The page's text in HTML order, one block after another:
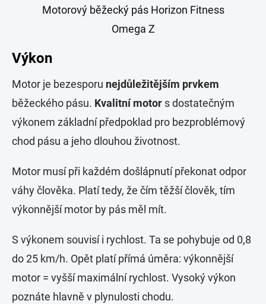
Motorový běžecký pás Horizon Fitness
Omega Z
Výkon
Motor je bezesporu nejdůležitějším prvkem
běžeckého pásu. Kvalitní motor s dostatečným
výkonem základní předpoklad pro bezproblémový
chod pásu a jeho dlouhou životnost.
Motor musí při každém došlápnutí překonat odpor
váhy člověka. Platí tedy, že čím těžší člověk, tím
výkonnější motor by pás měl mít.
S výkonem souvisí i rychlost. Ta se pohybuje od 0,8
do 25 km/h. Opět platí přímá úměra: výkonnější
motor = vyšší maximální rychlost. Vysoký výkon
poznáte hlavně v plynulosti chodu.